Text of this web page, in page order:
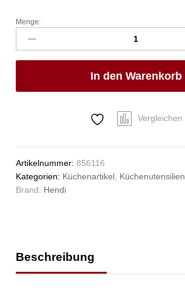
Dosenöffner,
HENDI,
Schwarz,
(L)180mm
Menge:
In den Warenkorb
Vergleichen
Artikelnummer:856116
Kategorien: Küchenartikel Küchenutensilien
Brand: Hendi
Beschreibung